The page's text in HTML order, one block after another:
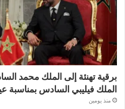
برقية تهنئة إلى الملك محمد
الملك فيليبي السادس بمناسبة
منذ يومين